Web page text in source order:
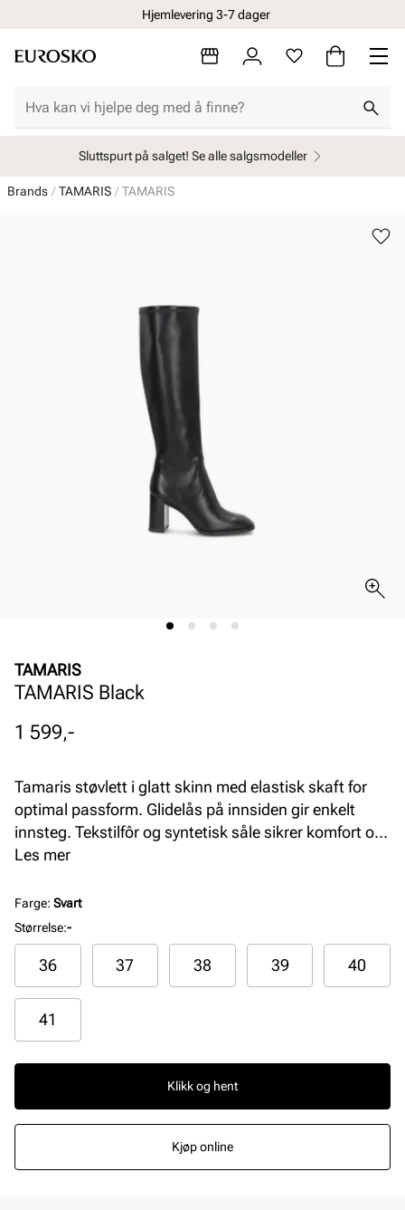
Hjemlevering 3-7 dager
Sluttspurt på salget! Se alle salgsmodeller
Brands TAMARIS TAMARIS
TAMARIS
TAMARIS Black
Pris
1 599,-
Tamaris støvlett i glatt skinn med elastisk skaft for
optimal passform. Glidelås på innsiden gir enkelt
innsteg. Tekstilfôr og syntetisk såle sikrer komfort og
slitestyrke. En elegant og tidløs høy støvlett for dame.
Les mer
Farge: Svart
Størrelse:-
36 37 38 39 40
41
Klikk og hent
Kjøp online